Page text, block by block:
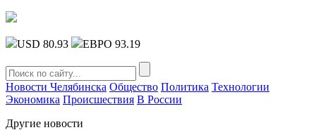
USD 80.93 ЕВРО 93.19
Новости Челябинска Общество Политика Технологии
Экономика Происшествия В России
Другие новости